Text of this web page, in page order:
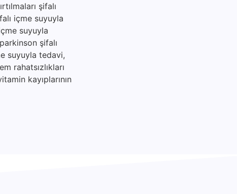
şifalı
içme suyuyla
suyuyla
şifalı
suyuyla tedavi,
rahatsızlıkları
kayıplarının